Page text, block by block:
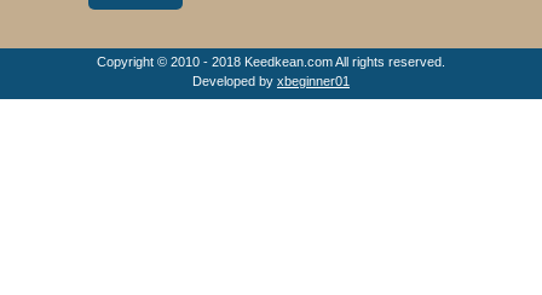
Copyright © 2010 - 2018 Keedkean.com All rights reserved.
Developed by xbeginner01